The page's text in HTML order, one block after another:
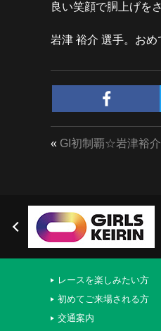
良い笑顔で胴上げを
岩津 裕介 選手。おめ
« GI初制覇☆岩津裕介
レースを楽しみたい方
初めてご来場される方
交通案内